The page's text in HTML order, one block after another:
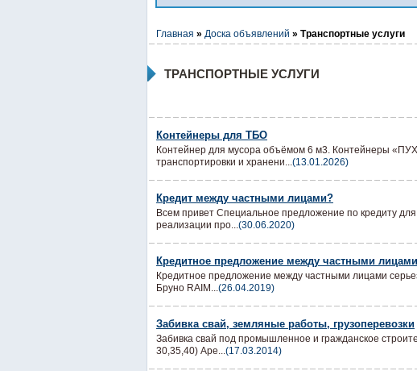
Главная » Доска объявлений » Транспортные услуги
ТРАНСПОРТНЫЕ УСЛУГИ
Контейнеры для ТБО
Контейнер для мусора объёмом 6 м3. Контейнеры
транспортировки и хранени...(13.01.2026)
Кредит между частными лицами?
Всем привет Специальное предложение по кредиту
реализации про...(30.06.2020)
Кредитное предложение между частными
Кредитное предложение между частными лицами
Бруно RAIM...(26.04.2019)
Забивка свай, земляные работы, грузоперевозки
Забивка свай под промышленное и гражданское
30,35,40) Аре...(17.03.2014)